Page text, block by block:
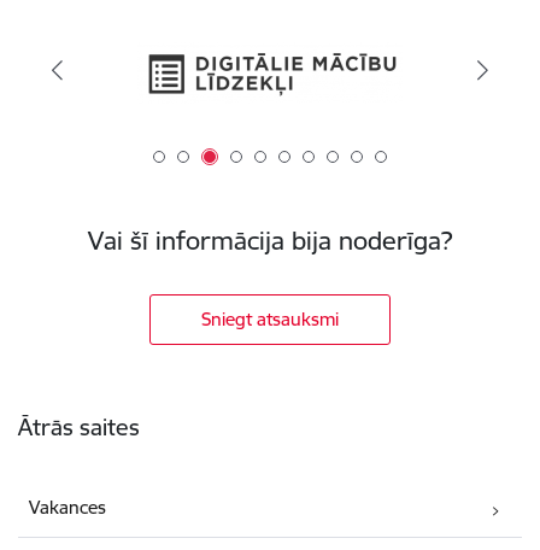
Vai šī informācija bija noderīga?
Sniegt atsauksmi
Ātrās saites
Vakances